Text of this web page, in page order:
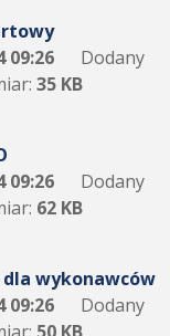
09:26
Dodany
35 KB
09:26
Dodany
62 KB
dla wykonawców
09:26
Dodany